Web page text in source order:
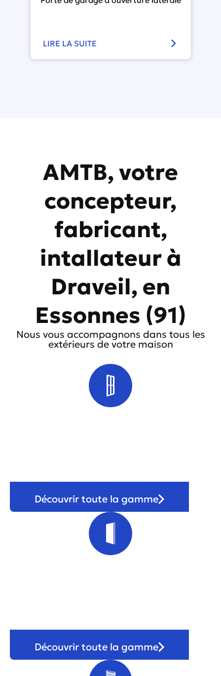
LIRE LA SUITE
AMTB, votre
concepteur,
fabricant,
intallateur à
Draveil, en
Essonnes (91)
Nous vous accompagnons dans tous les
extérieurs de votre maison
Découvrir toute la gamme
Découvrir toute la gamme